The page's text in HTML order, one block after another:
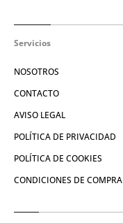
Servicios
NOSOTROS
CONTACTO
AVISO LEGAL
POLÍTICA DE PRIVACIDAD
POLÍTICA DE COOKIES
CONDICIONES DE COMPRA